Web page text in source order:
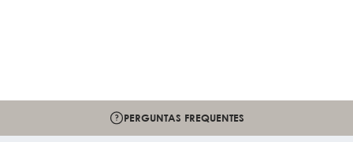
PERGUNTAS FREQUENTES